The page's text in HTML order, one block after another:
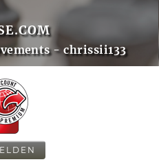
- chrissii133